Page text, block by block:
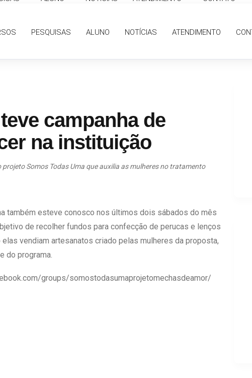
PESQUISAS ALUNO NOTÍCIAS ATENDIMENTO
campanha de
na instituição
Somos Todas Uma que auxilia as mulheres no tratamento
também esteve conosco nos últimos dois sábados do mês
de recolher fundos para confecção de perucas e lenços
vendiam artesanatos criado pelas mulheres da proposta,
do programa.
groups/somostodasumaprojetomechasdeamor/